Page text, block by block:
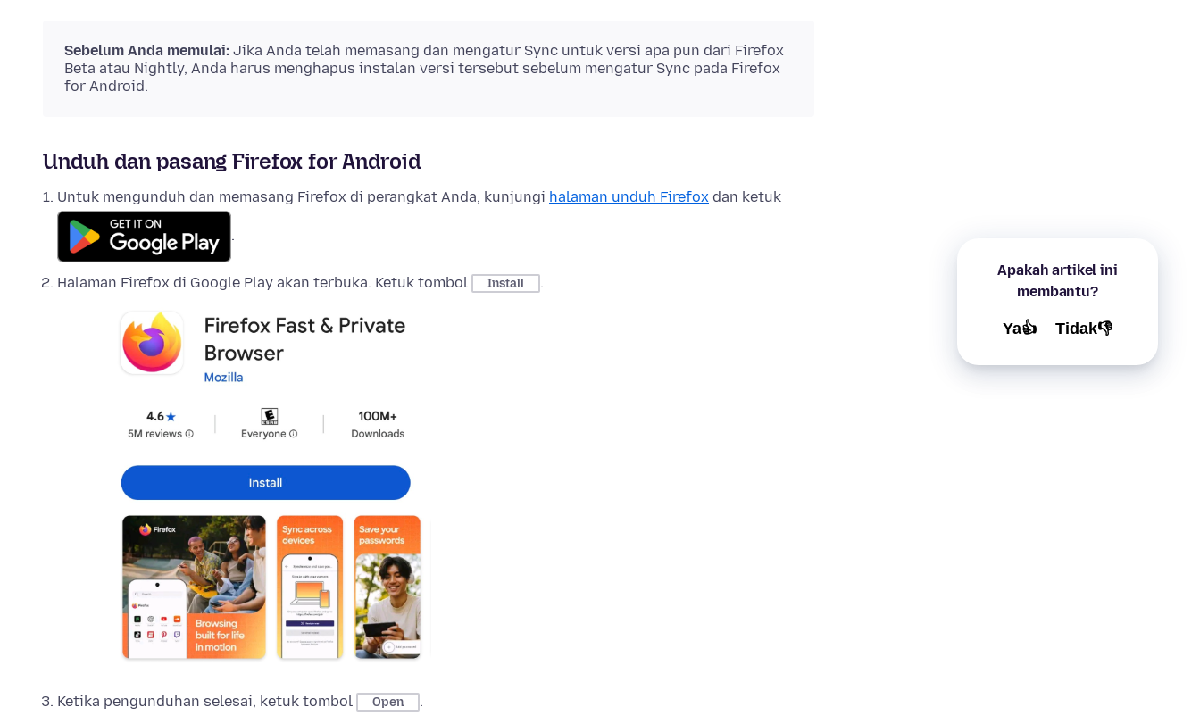
Apakah artikel ini
membantu?
Ya👍 Tidak👎
Sebelum Anda memulai: Jika Anda telah memasang dan mengatur Sync untuk versi apa pun dari Firefox
Beta atau Nightly, Anda harus menghapus instalan versi tersebut sebelum mengatur Sync pada Firefox
for Android.
Unduh dan pasang Firefox for Android
Untuk mengunduh dan memasang Firefox di perangkat Anda, kunjungi halaman unduh Firefox dan ketuk
.
Halaman Firefox di Google Play akan terbuka. Ketuk tombol Install .
Ketika pengunduhan selesai, ketuk tombol Open .